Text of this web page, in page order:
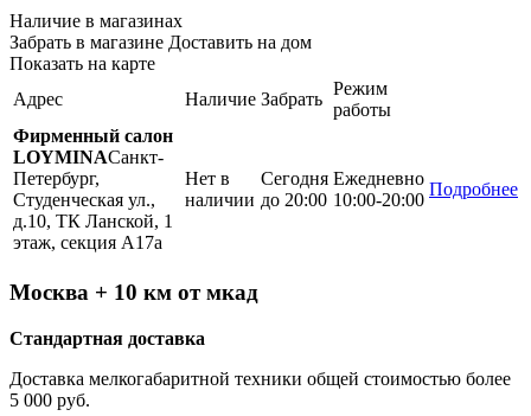
Наличие в магазинах
Забрать в магазине Доставить на дом
Показать на карте
Адрес
Наличие Забрать
Режим
работы
Фирменный салон
LOYMINAСанкт-
Петербург,
Студенческая ул.,
д.10, ТК Ланской, 1
этаж, секция А17а
Нет в
наличии
Сегодня
до 20:00
Ежедневно
10:00-20:00
Подробнее
Москва + 10 км от мкад
Стандартная доставка
Доставка мелкогабаритной техники общей стоимостью более
5 000 руб.